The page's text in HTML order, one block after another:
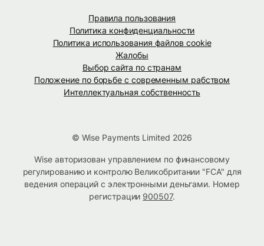
Правила пользования
Политика конфиденциальности
Политика использования файлов cookie
Жалобы
Выбор сайта по странам
Положение по борьбе с современным рабством
Интеллектуальная собственность
© Wise Payments Limited 2026
Wise авторизован управлением по финансовому
регулированию и контролю Великобритании "FCA" для
ведения операций с электронными деньгами. Номер
регистрации 900507.